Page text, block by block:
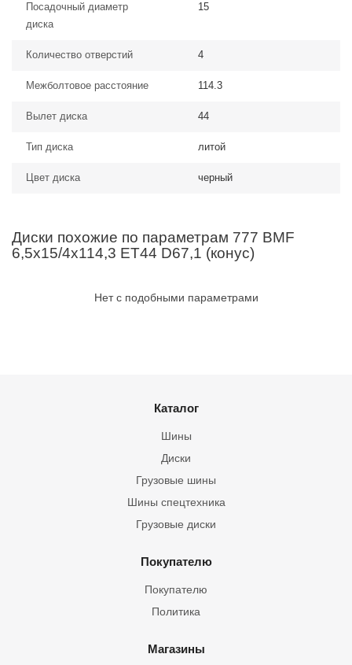
Посадочный диаметр
диска
15
Количество отверстий 4
Межболтовое расстояние 114.3
Вылет диска 44
Тип диска литой
Цвет диска черный
Диски похожие по параметрам 777 BMF
6,5x15/4x114,3 ET44 D67,1 (конус)
Нет с подобными параметрами
Каталог
Шины
Грузовые шины
Шины спецтехника
Диски
Грузовые диски
Покупателю
Покупателю
Политика
Магазины